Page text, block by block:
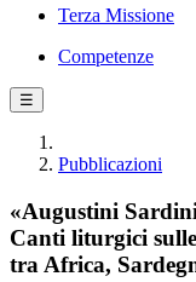
Terza Missione
Competenze
☰
Pubblicazioni
«Augustini
Canti liturgici
tra Africa,